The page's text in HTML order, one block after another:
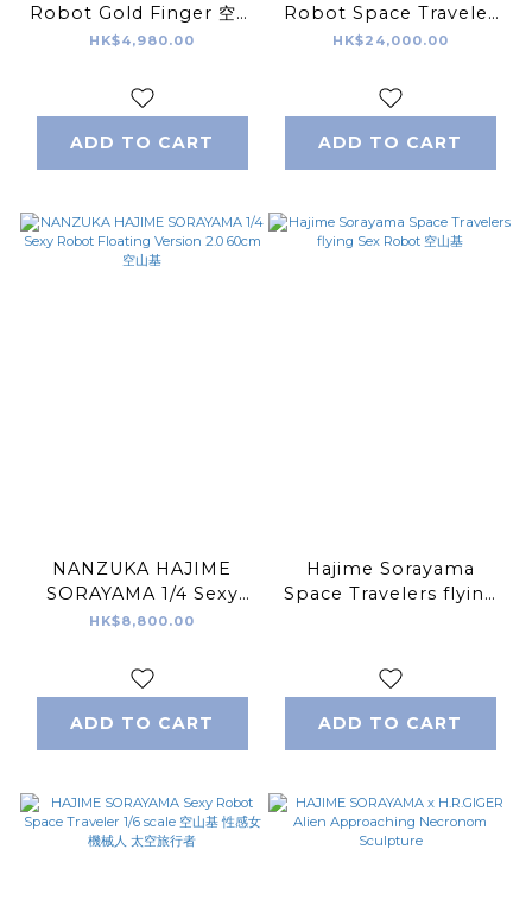
Robot Gold Finger 空山
基 金手指
HK$4,980.00
ADD TO CART
Robot Space Traveler
Light Box 1/8 scale 空山
HK$24,000.00
ADD TO CART
NANZUKA HAJIME
SORAYAMA 1/4 Sexy
Robot Floating
基
HK$8,800.00
ADD TO CART
Hajime Sorayama
Space Travelers flying
ADD TO CART